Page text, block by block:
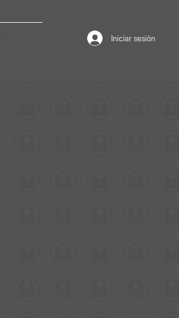
Iniciar sesión